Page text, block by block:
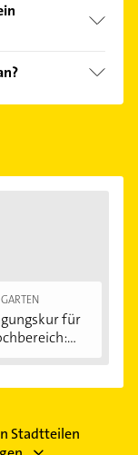
Küchen
für
Stadtteilen